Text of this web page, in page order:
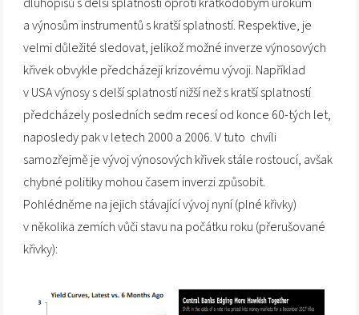
dluhopisů s delší splatností oproti krátkodobým úrokům
a výnosům instrumentů s kratší splatností. Respektive, je
velmi důležité sledovat, jelikož možné inverze výnosových
křivek obvykle předcházejí krizovému vývoji. Například
v USA výnosy s delší splatností nižší než s kratší splatností
předcházely posledních sedm recesí od konce 60-tých let,
naposledy pak v letech 2000 a 2006. V tuto chvíli
samozřejmě je vývoj výnosových křivek stále rostoucí, avšak
chybné politiky mohou časem inverzi způsobit.
Pohlédněme na jejich stávající vývoj nyní (plné křivky)
v několika zemích vůči stavu na počátku roku (přerušované
křivky):